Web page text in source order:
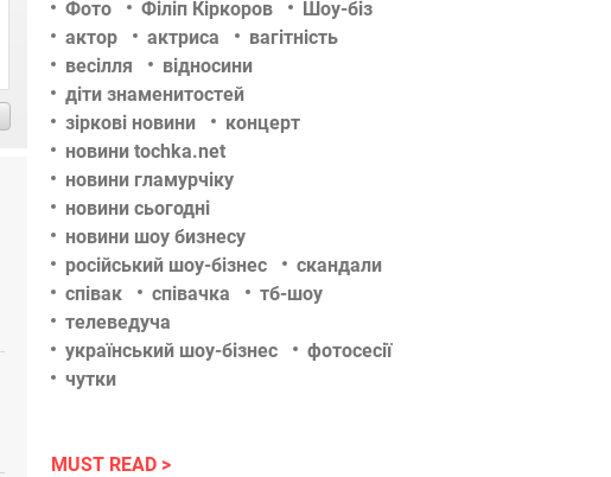
Фото
Філіп Кіркоров
Шоу-біз
актор
актриса
вагітність
весілля
відносини
діти знаменитостей
зіркові новини
концерт
новини tochka.net
новини гламурчіку
новини сьогодні
новини шоу бизнесу
російський шоу-бізнес
скандали
співак
співачка
тб-шоу
телеведуча
український шоу-бізнес
фотосесії
чутки
MUST READ